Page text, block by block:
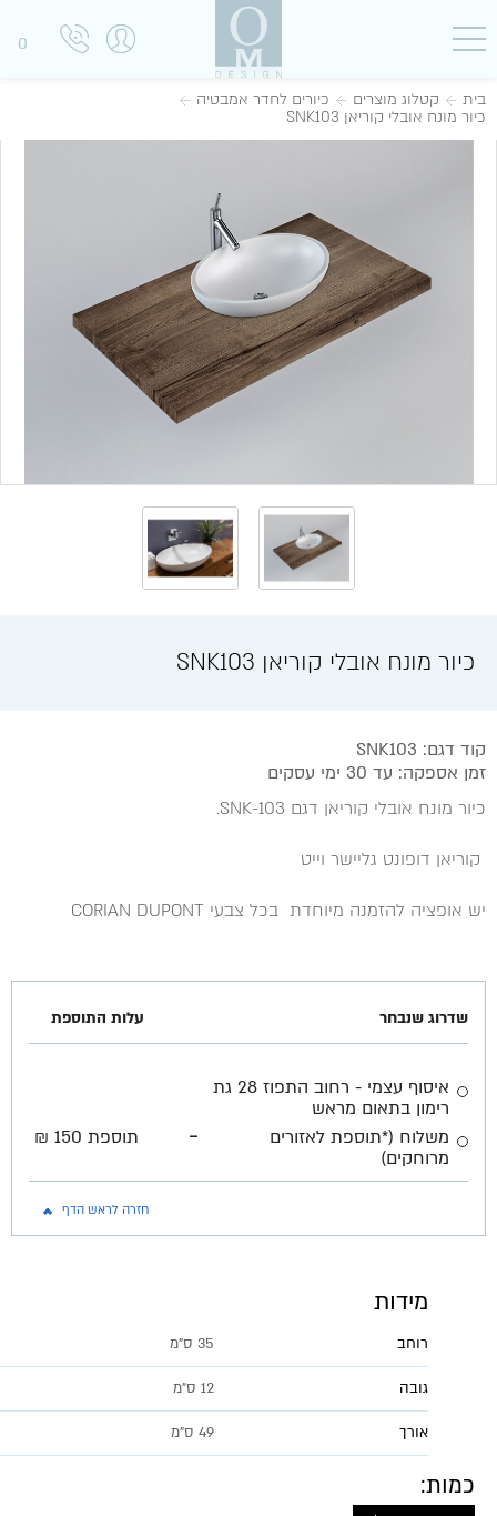
0
בית קטלוג מוצרים
כיורים לחדר אמבטיה
כיור מונח אובלי קוריאן SNK103
כיור מונח אובלי קוריאן SNK103
קוד דגם: SNK103
זמן אספקה: עד 30 ימי עסקים
כיור מונח אובלי קוריאן דגם SNK-103.
קוריאן דופונט גליישר וייט
יש אופציה להזמנה מיוחדת בכל צבעי CORIAN DUPONT
שדרוג שנבחר עלות התוספת
איסוף עצמי - רחוב התפוז 28 גת
רימון בתאום מראש
משלוח (*תוספת לאזורים
מרוחקים)
- תוספת 150 ₪
חזרה לראש הדף
מידות
רוחב 35 ס"מ
גובה 12 ס"מ
אורך 49 ס"מ
כמות: